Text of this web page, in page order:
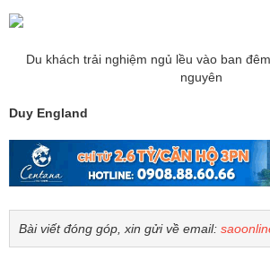
Du khách trải nghiệm ngủ lều vào ban
nguyên
Duy England
Bài viết đóng góp, xin gửi về email: